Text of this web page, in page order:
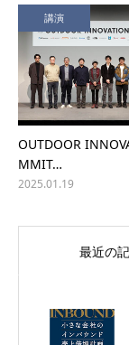
講演
OUTDOOR
MMIT…
2025.01.19
最近の